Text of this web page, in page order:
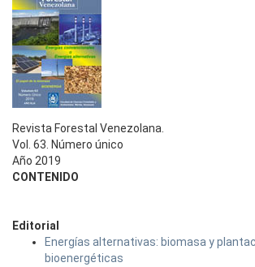
Revista Forestal Venezolana.
Vol. 63. Número único
Año 2019
CONTENIDO
Editorial
Energías alternativas: biomasa y
bioenergéticas